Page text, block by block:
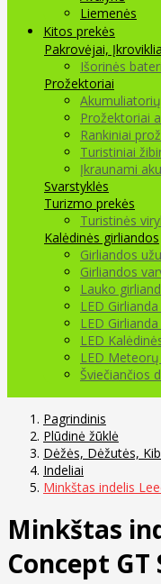
Liemenės
Kitos prekės
Pakrovėjai,
Išorinės
Prožektoriai
Prožektoriai
Rankiniai
Turistiniai
Įkraunami
Svarstyklės
Turizmo prekės
Turistinės
Kalėdinės girliandos
Girliandos
Girliandos
Lauko
LED
LED
LED
LED
Šviečiančios
Pagrindinis
Plūdinė žūklė
Dėžės, Dėžutės,
Indeliai
Minkštas indelis
Minkštas
Concept GT